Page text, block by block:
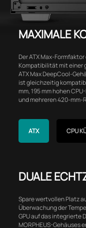
MAXIMALE
Der ATX Max-
Kompatibilität mit einer
ATX Max DeepCool-
ist gleichzeitig
mm, 195 mm hohen
und mehreren 420-mm-
ATX CPU
DUALE
Spare wertvollen Platz
Überwachung der
GPU auf das integrierte
MORPHEUS-